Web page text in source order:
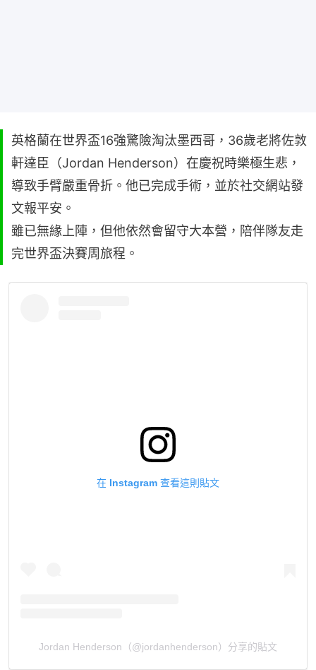
英格蘭在世界盃16強驚險淘汰墨西哥，36歲老將佐敦
軒達臣（Jordan Henderson）在慶祝時樂極生悲，
導致手臂嚴重骨折。他已完成手術，並於社交網站發
文報平安。
雖已無緣上陣，但他依然會留守大本營，陪伴隊友走
完世界盃決賽周旅程。
在 Instagram 查看這則貼文
Jordan Henderson（@jordanhenderson）分享的貼文